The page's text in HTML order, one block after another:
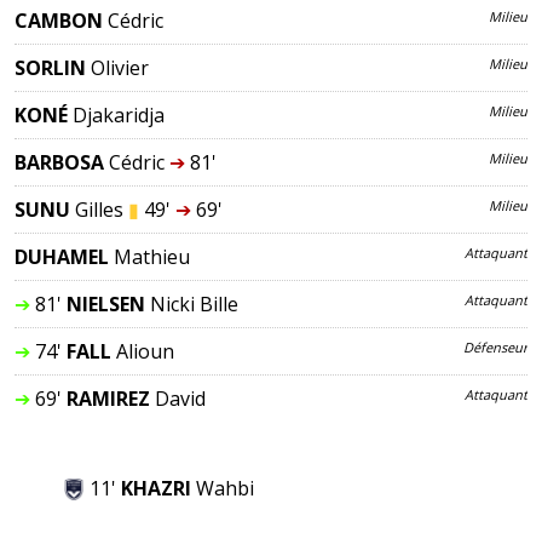
CAMBON Cédric Milieu
SORLIN Olivier Milieu
KONÉ Djakaridja Milieu
BARBOSACédric ➔81' Milieu
SUNU Gilles ▮ 49' ➔69' Milieu
DUHAMEL Mathieu Attaquant
➔81' NIELSEN Nicki Bille Attaquant
➔74' FALL Alioun Défenseur
➔69' RAMIREZ David Attaquant
11' KHAZRI Wahbi